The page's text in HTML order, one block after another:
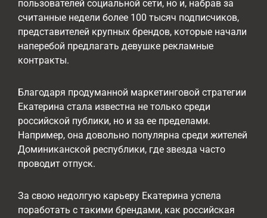
пользователей социальной сети, но и, набрав за
считанные недели более 100 тысяч подписчиков,
представителей крупных брендов, которые начали
наперебой предлагать девушке рекламные
контракты.
Благодаря продуманной маркетинговой стратегии
Екатерина стала известна не только среди
российской публики, но и за ее пределами.
Например, она довольно популярна среди жителей
Доминиканской республики, где звезда часто
проводит отпуск.
За свою недолгую карьеру Екатерина успела
поработать с такими брендами, как российская